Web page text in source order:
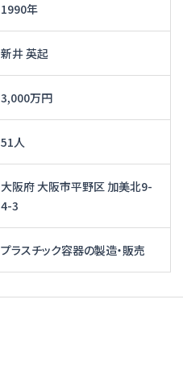
1990年
新井 英起
3,000万円
51人
大阪府 大阪市平野区 加美北9-
4-3
プラスチック容器の製造・販売